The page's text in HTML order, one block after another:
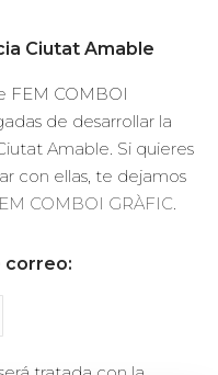
Ciutat Amable
FEM COMBOI
de desarrollar la
Amable. Si quieres
con ellas, te dejamos
COMBOI GRÀFIC.
correo: